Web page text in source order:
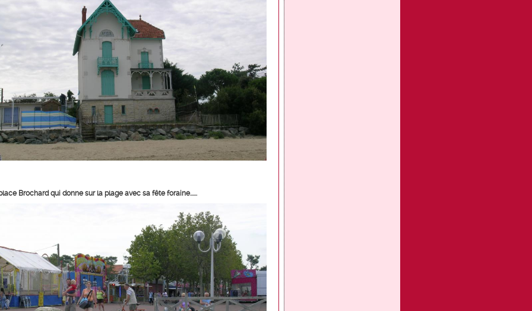
Brochard qui donne sur la plage avec sa fête foraine......